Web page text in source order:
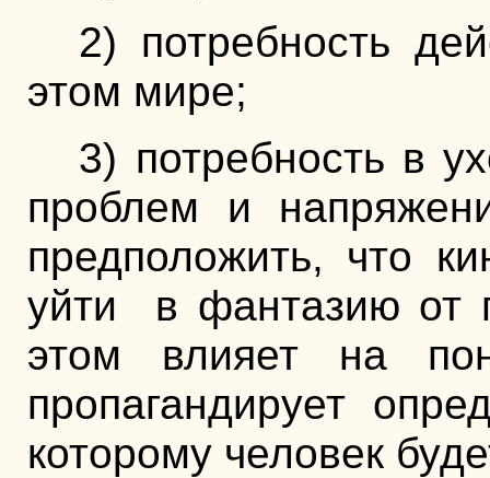
2) потребность
этом мире;
3) потребность в
проблем и
предположить, что
уйти в фантазию от
этом влияет на
пропагандирует
которому человек